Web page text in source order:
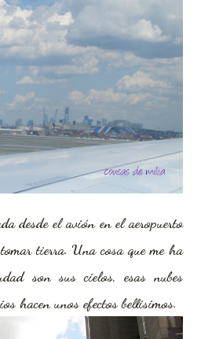
desde el avión en el aeropuerto
tierra. Una cosa que me ha
son sus cielos, esas nubes
hacen unos efectos bellisimos.